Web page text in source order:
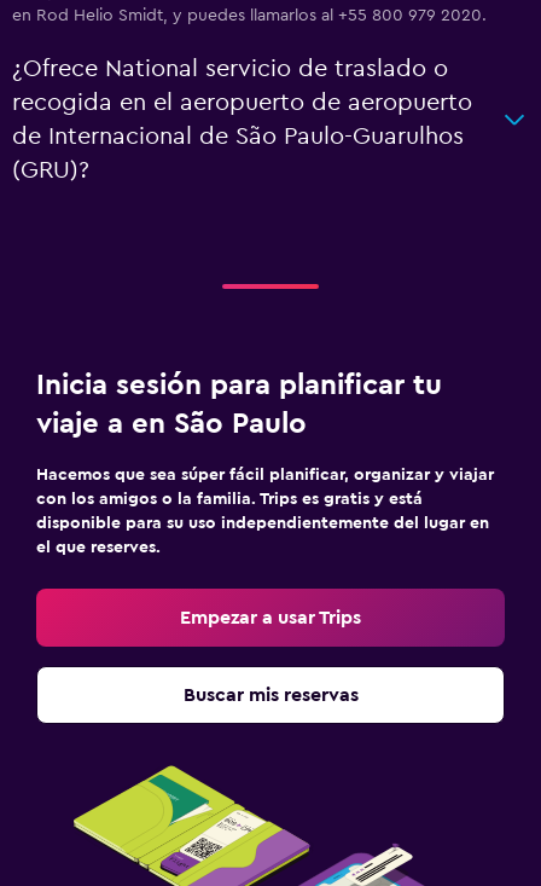
en Rod Helio Smidt, y puedes llamarlos al +55 800 979 2020.
¿Ofrece National servicio de traslado o
recogida en el aeropuerto de aeropuerto
de Internacional de São Paulo-Guarulhos
(GRU)?
Inicia sesión para planificar tu
viaje a en São Paulo
Hacemos que sea súper fácil planificar, organizar y viajar
con los amigos o la familia. Trips es gratis y está
disponible para su uso independientemente del lugar en
el que reserves.
Empezar a usar Trips
Buscar mis reservas